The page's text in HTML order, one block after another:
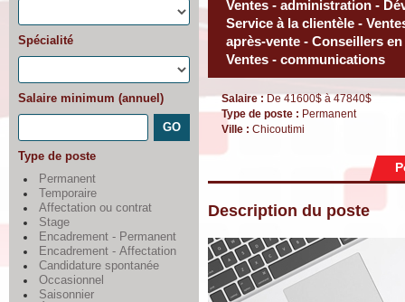
Spécialité
Salaire minimum (annuel)
Type de poste
Permanent
Temporaire
Affectation ou contrat
Stage
Encadrement - Permanent
Encadrement - Affectation
Candidature spontanée
Occasionnel
Saisonnier
Ventes - administration -
Service à la clientèle -
après-vente - Conseillers
Ventes - communications
Salaire : De 41600$ à 47840$
Type de poste : Permanent
Ville : Chicoutimi
Description du poste